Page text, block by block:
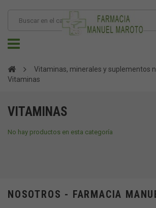
Vitaminas, minerales y suplementos
Vitaminas
VITAMINAS
No hay productos en esta categoría
NOSOTROS - FARMACIA